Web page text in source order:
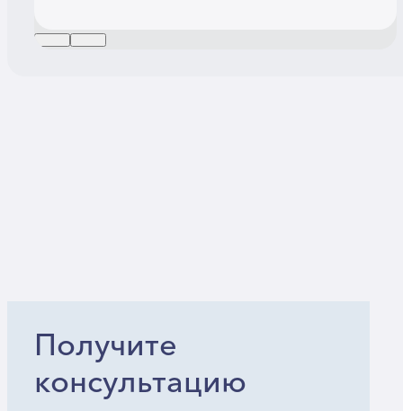
Получите
консультацию